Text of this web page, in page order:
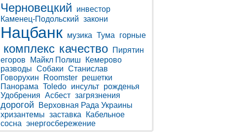
Черновецкий
инвестор
Каменец-Подольский закони
Нацбанк музика Тума горные
комплекс качество
Пирятин
егоров
Майкл Полиш
Кемерово
разводы Собаки Станислав
Говорухин
Roomster решетки
Панорама Toledo инсульт рожденья
Удобрения Асбест загрязнения
дорогой
Верховная Рада Украины
хризантемы заставка
Кабельное
сосна энергосбережение